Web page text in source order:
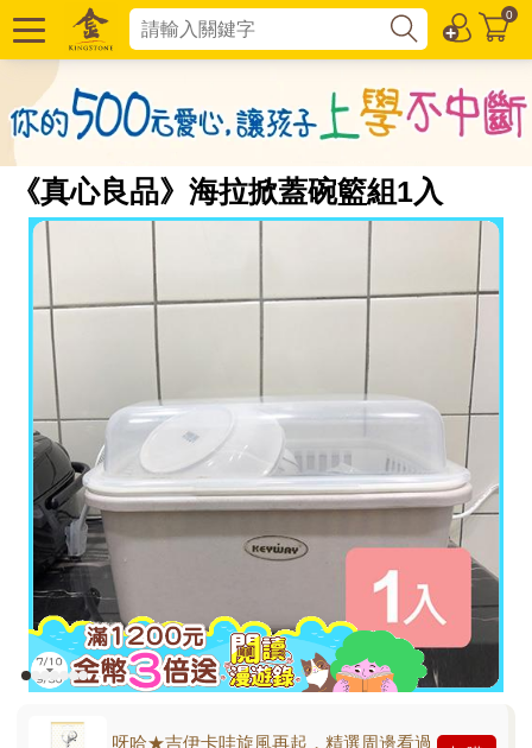
0
《真心良品》海拉掀蓋碗籃組1入
呀哈★吉伊卡哇旋風再起，精選周邊看過